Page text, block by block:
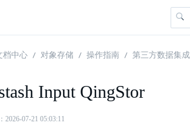
档中心 对象存储 操作指南 第三方数据集成
Input QingStor
2026-07-21 05:03:11